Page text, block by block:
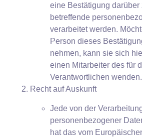
eine Bestätigung
betreffende
verarbeitet werden.
Person dieses
nehmen, kann sie sich
einen Mitarbeiter des für
Verantwortlichen wenden.
Recht auf Auskunft
Jede von der
personenbezogener
hat das vom